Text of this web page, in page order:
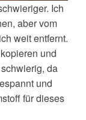
Ich
aber vom
weit entfernt.
und
da
und
für dieses